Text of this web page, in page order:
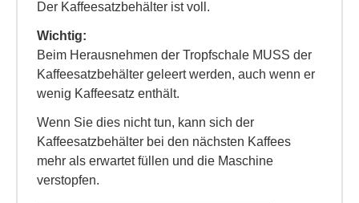
Der Kaffeesatzbehälter ist voll.
Wichtig:
Beim Herausnehmen der Tropfschale MUSS der
Kaffeesatzbehälter geleert werden, auch wenn er
wenig Kaffeesatz enthält.
Wenn Sie dies nicht tun, kann sich der
Kaffeesatzbehälter bei den nächsten Kaffees
mehr als erwartet füllen und die Maschine
verstopfen.